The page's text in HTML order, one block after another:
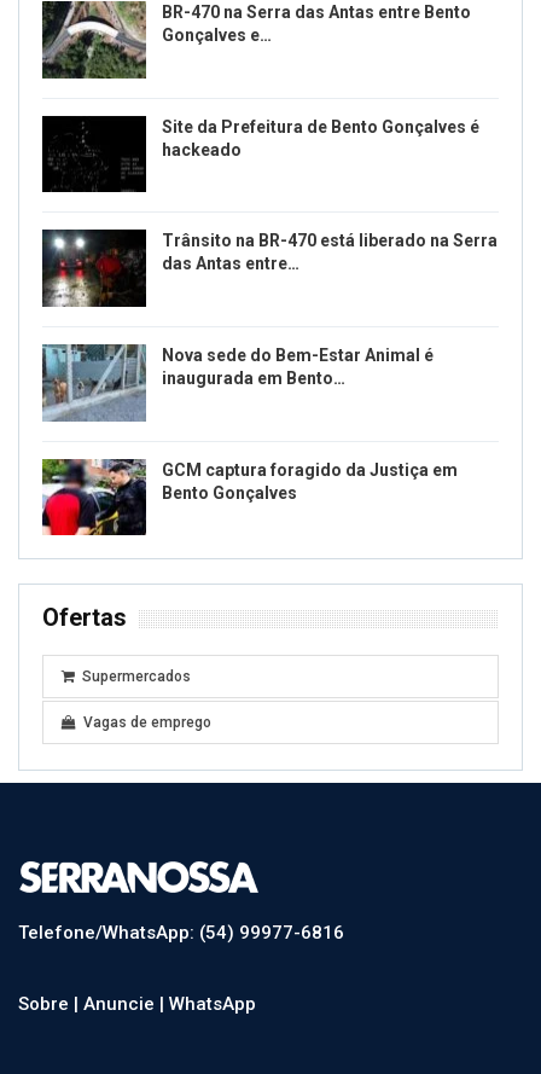
BR-470 na Serra das Antas entre Bento
Gonçalves e…
Site da Prefeitura de Bento Gonçalves é
hackeado
Trânsito na BR-470 está liberado na Serra
das Antas entre…
Nova sede do Bem-Estar Animal é
inaugurada em Bento…
GCM captura foragido da Justiça em
Bento Gonçalves
Ofertas
Supermercados
Vagas de emprego
Telefone/WhatsApp: (54) 99977-6816
Sobre | Anuncie | WhatsApp